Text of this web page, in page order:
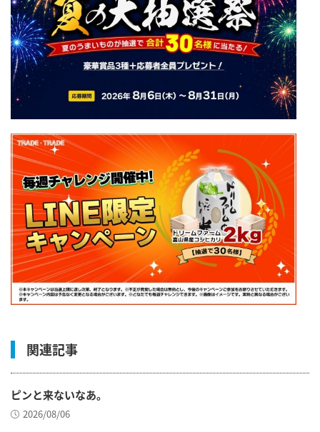
関連記事
ピンと来ないなあ。
2026/08/06